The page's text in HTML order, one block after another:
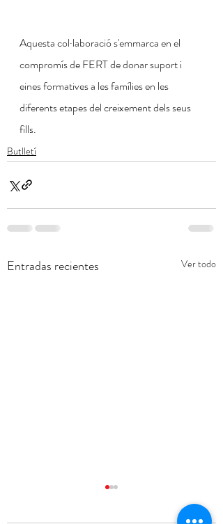
Aquesta col·laboració s'emmarca en el
compromís de FERT de donar suport i
eines formatives a les famílies en les
diferents etapes del creixement dels seus
fills.
Butlletí
Entradas recientes Ver todo